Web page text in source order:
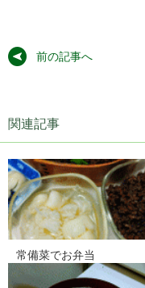
前の記事へ
関連記事
常備菜でお弁当